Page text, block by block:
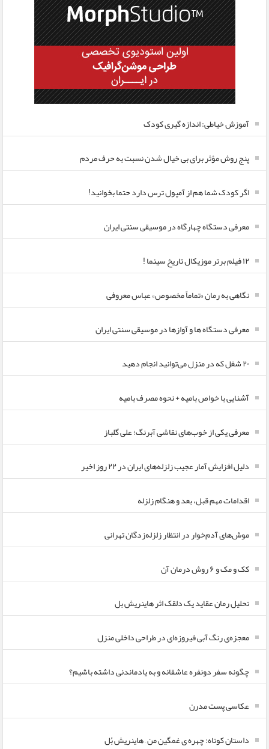
آموزش خیاطی: اندازه گیری کودک
پنج روش مؤثر برای بی خیال شدن نسبت به حرف مردم
اگر کودک شما هم از آمپول ترس دارد حتما بخوانید!
معرفی دستگاه چهارگاه در موسیقی سنتی ایران
۱۲ فیلم برتر موزیکال تاریخ سینما !
نگاهی به رمان «تماماً مخصوص» عباس معروفی
معرفی دستگاه ها و آوازها در موسیقی سنتی ایران
۲۰ شغل که در منزل می‌توانید انجام دهید
آشنایی با خواص بامیه + نحوه مصرف بامیه
معرفی یکی از خوب‌های نقاشی آبرنگ؛ علی گلباز
دلیل افزایش آمار عجیب زلزله‌های ایران در ۲۲ روز اخیر
اقدامات مهم قبل، بعد و هنگام زلزله
موش‌های آدم‌خوار در انتظار زلزله‌زدگان تهرانی
کک و مک و ۶ روش درمان آن
تحلیل رمان عقاید یک دلقک اثر هاینریش بل
معجزه‌ی رنگ آبی فیروزه‌ای در طراحی داخلی منزل
چگونه سفر دونفره عاشقانه و به یادماندنی داشته باشیم؟
عکاسی پست مدرن
داستان کوتاه: چهره ی غمگین من – هاینریش بُل